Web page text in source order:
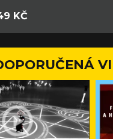
KČ